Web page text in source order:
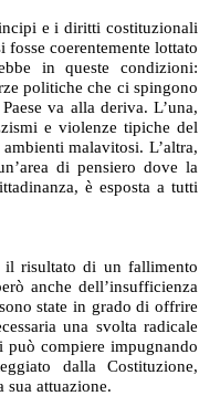
e i diritti costituzionali
fosse coerentemente lottato
in queste condizioni:
politiche che ci spingono
va alla deriva. L’una,
e violenze tipiche del
malavitosi. L’altra,
di pensiero dove la
è esposta a tutti
il risultato di un fallimento
anche dell’insufficienza
state in grado di offrire
una svolta radicale
può compiere impugnando
dalla Costituzione,
sua attuazione.